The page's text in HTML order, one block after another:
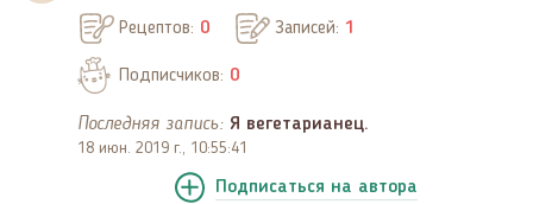
Рецептов: 0 Записей: 1
Подписчиков: 0
Последняя запись: Я вегетарианец.
18 июн. 2019 г., 10:55:41
Подписаться на автора